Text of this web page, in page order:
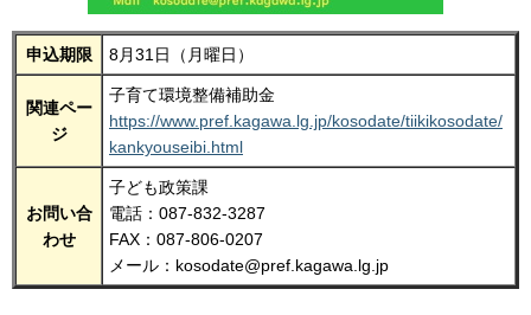
申込期限 8月31日（月曜日）
関連ペー
ジ
子育て環境整備補助金
https://www.pref.kagawa.lg.jp/kosodate/tiikikosodate/
kankyouseibi.html
お問い合
わせ
子ども政策課
電話：087-832-3287
FAX：087-806-0207
メール：kosodate@pref.kagawa.lg.jp